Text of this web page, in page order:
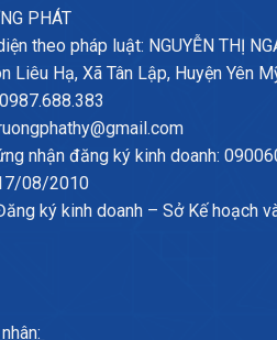
PHÁT
theo pháp luật: NGUYỄN THỊ
Liêu Hạ, Xã Tân Lập, Huyện Yên
nhận đăng ký kinh doanh:
08/2010
ký kinh doanh – Sở Kế hoạch